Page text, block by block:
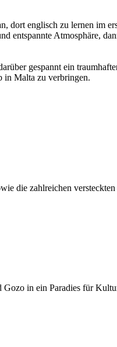
dort englisch zu lernen im
entspannte Atmosphäre,
gespannt ein
in Malta zu verbringen.
die zahlreichen
in ein Paradies für